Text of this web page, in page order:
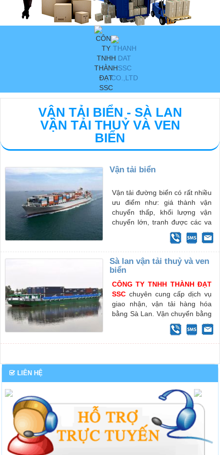
VẬN TẢI BIỂN - SÀ LAN
VẬN TẢI THUỶ VÀ VEN
BIỂN
Vận tải biển
Vận tải đường biển có rất nhiều
ưu điểm như: giá thành vận
chuyển thấp, khối lượng vận
chuyển lớn, tranh được các va
chạm, rung động trong quá
trình vận chuyển, hàng hóa vận
chuyển phong phú về chủng
loại…
Sà lan vận tải thuỷ và ven
biển
CÔNG TY TNHH THÀNH ĐẠT
SSCchuyên cung cấp dịch vụ
giao nhận, vận tải hàng hóa
bằng Sà Lan. Vận chuyển bằng
phương tiện thủy không chỉ rút
ngắn khoảng cách địa lý, tiết
kiệm thời gian giao hàng mà
tải hàng hóa bằng đường bộ,
không...), nâng cao khả năng
cạnh tranh hàng hóa cho Quý
khách, nhất là trong tình hình
kinh tế thị trường khắc nghiệt
như hiện nay.
LIÊN HỆ